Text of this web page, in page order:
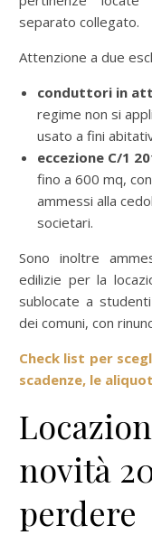
separato collegato.
Attenzione a due
conduttori in
regime non si
usato a fini
eccezione C/1
fino a 600 mq,
ammessi alla
societari.
Sono inoltre
edilizie per la
sublocate a
dei comuni, con
Check list per
scadenze, le
novità
perdere